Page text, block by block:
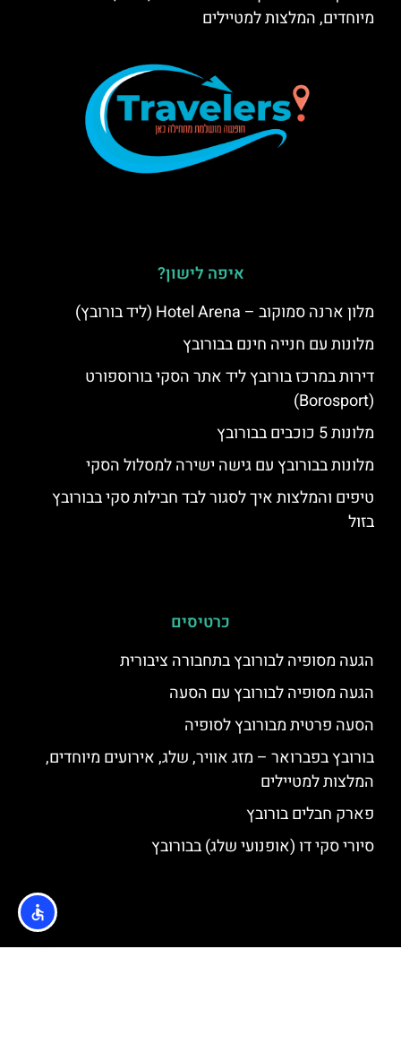
מיוחדים, המלצות למטיילים
איפה לישון?
מלון ארנה סמוקוב – Hotel Arena (ליד בורובץ)
מלונות עם חנייה חינם בבורובץ
דירות במרכז בורובץ ליד אתר הסקי בורוספורט
(Borosport)
מלונות 5 כוכבים בבורובץ
מלונות בבורובץ עם גישה ישירה למסלול הסקי
טיפים והמלצות איך לסגור לבד חבילות סקי בבורובץ
בזול
כרטיסים
הגעה מסופיה לבורובץ בתחבורה ציבורית
הגעה מסופיה לבורובץ עם הסעה
הסעה פרטית מבורובץ לסופיה
בורובץ בפברואר – מזג אוויר, שלג, אירועים מיוחדים,
המלצות למטיילים
פארק חבלים בורובץ
סיורי סקי דו (אופנועי שלג) בבורובץ